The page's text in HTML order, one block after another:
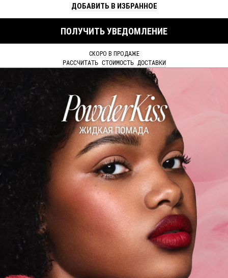
ДОБАВИТЬ В ИЗБРАННОЕ
ПОЛУЧИТЬ УВЕДОМЛЕНИЕ
СКОРО В ПРОДАЖЕ
РАССЧИТАТЬ СТОИМОСТЬ ДОСТАВКИ
ЖИДКАЯ ПОМАДА